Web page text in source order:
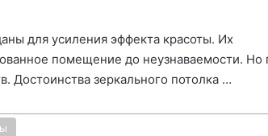
для усиления эффекта красоты. Их
помещение до неузнаваемости.
Достоинства зеркального потолка …